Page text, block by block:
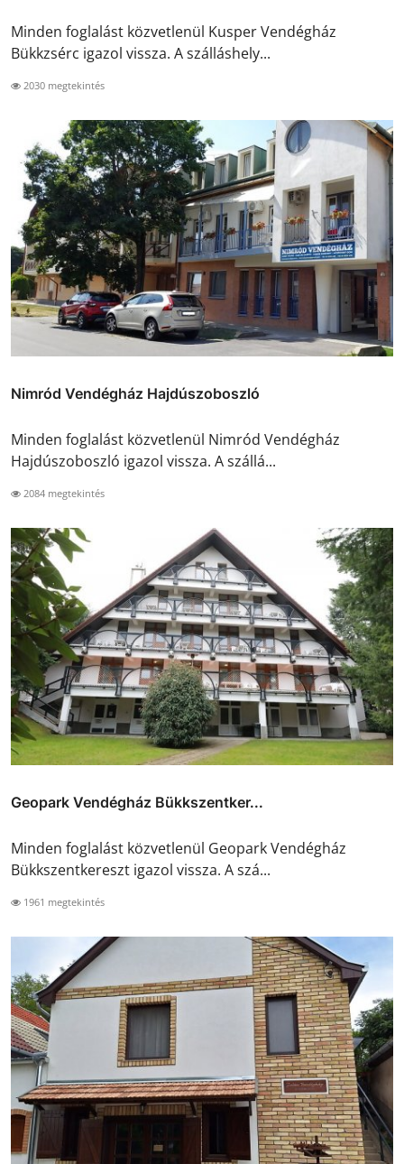
Minden foglalást közvetlenül Kusper Vendégház
Bükkzsérc igazol vissza. A szálláshely...
2030 megtekintés
Nimród Vendégház Hajdúszoboszló
Minden foglalást közvetlenül Nimród Vendégház
Hajdúszoboszló igazol vissza. A szállá...
2084 megtekintés
Geopark Vendégház Bükkszentker...
Minden foglalást közvetlenül Geopark Vendégház
Bükkszentkereszt igazol vissza. A szá...
1961 megtekintés